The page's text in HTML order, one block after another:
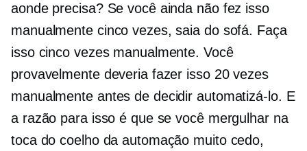
aonde precisa? Se você ainda não fez isso
manualmente cinco vezes, saia do sofá. Faça
isso cinco vezes manualmente. Você
provavelmente deveria fazer isso 20 vezes
manualmente antes de decidir automatizá-lo. E
a razão para isso é que se você mergulhar na
toca do coelho da automação muito cedo,